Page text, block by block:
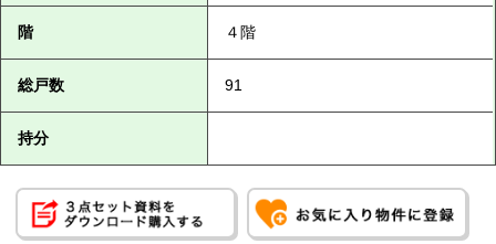
階 ４階
総戸数 91
持分